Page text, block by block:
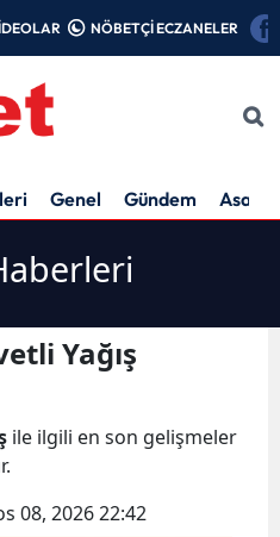
NÖBETÇİ ECZANELER
Genel Gündem Asayiş
Yağış
ile ilgili en son gelişmeler
08, 2026 22:42